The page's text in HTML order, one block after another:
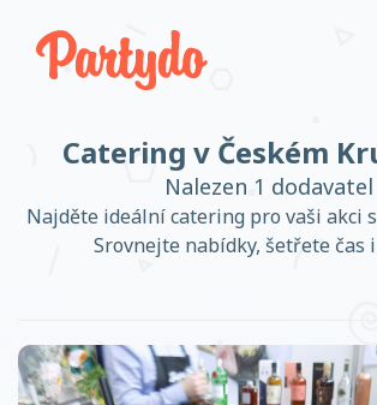
Založit účet
Catering v Českém
Nalezen 1 dodavatel
Najděte ideální catering pro vaši akci
Srovnejte nabídky, šetřete čas